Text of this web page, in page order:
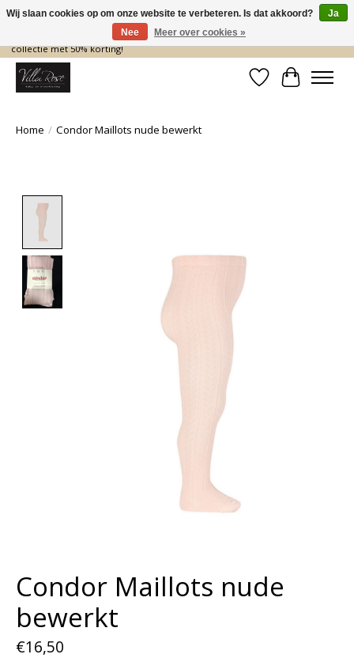
De nieuwe collectie komt eraan… en wij maken ruimte! Shop nu de zomer
collectie met 50% korting!
Verlanglijst
Home / Condor Maillots nude bewerkt
Condor Maillots nude
bewerkt
€16,50
Wij slaan cookies op om onze website te verbeteren. Is dat akkoord?
Ja
Nee
Meer over cookies »